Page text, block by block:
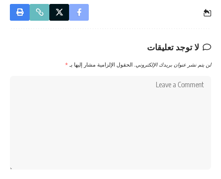
لا توجد تعليقات
لن يتم نشر عنوان بريدك الإلكتروني. الحقول الإلزامية مشار إليها بـ *